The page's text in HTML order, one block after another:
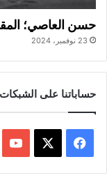
حسن العاصي؛
23 نوفمبر، 2024
حساباتنا على الشبكات
ي
X
Y